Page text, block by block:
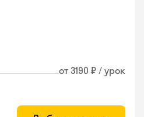
от 3190 ₽ / урок